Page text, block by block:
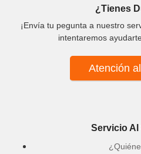
¿Tienes
¡Envía tu pegunta a nuestro
intentaremos
Atención
Servicio Al